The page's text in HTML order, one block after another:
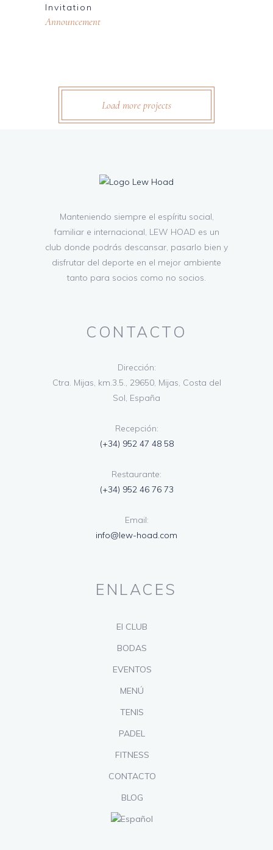
Invitation
Announcement
Load more projects
Manteniendo siempre el espíritu social,
familiar e internacional, LEW HOAD es un
club donde podrás descansar, pasarlo bien y
disfrutar del deporte en el mejor ambiente
tanto para socios como no socios.
CONTACTO
Dirección:
Ctra. Mijas, km.3.5., 29650, Mijas, Costa del
Sol, España
Recepción:
(+34) 952 47 48 58
Restaurante:
(+34) 952 46 76 73
Email:
info@lew-hoad.com
ENLACES
El CLUB
BODAS
EVENTOS
MENÚ
TENIS
PADEL
FITNESS
CONTACTO
BLOG